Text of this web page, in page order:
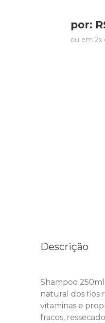
por:
ou em2x
Descrição
Shampoo 250ml
natural dos fios
vitaminas e
fracos,